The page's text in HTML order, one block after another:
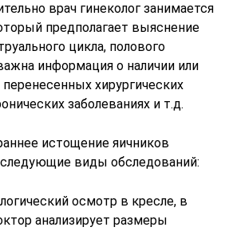
врач гинеколог занимается
предполагает выяснение
цикла, полового
информация о наличии или
хирургических
заболеваниях и т.д.
истощение яичников
виды обследований:
осмотр в кресле, в
анализирует размеры